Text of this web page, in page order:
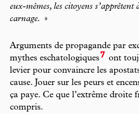
eux-mêmes, les citoyens s’apprêtent
carnage.
»
Arguments de propagande par
mythes eschatologiques7 ont
levier pour convaincre les
cause. Jouer sur les peurs et
ça paye. Ce que l’extrême droite
compris.